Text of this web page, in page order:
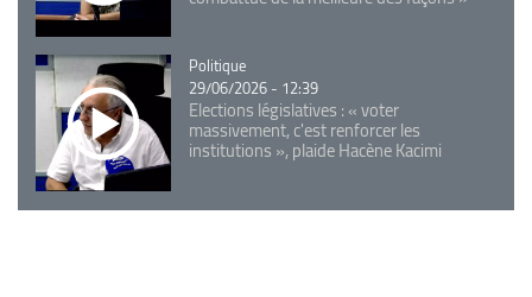
Catégorie
Politique
29/06/2026 - 12:39
Elections législatives : « voter
massivement, c'est renforcer les
institutions », plaide Hacène Kacimi